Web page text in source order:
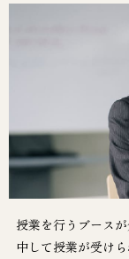
授業を行うブース
中して授業が受け